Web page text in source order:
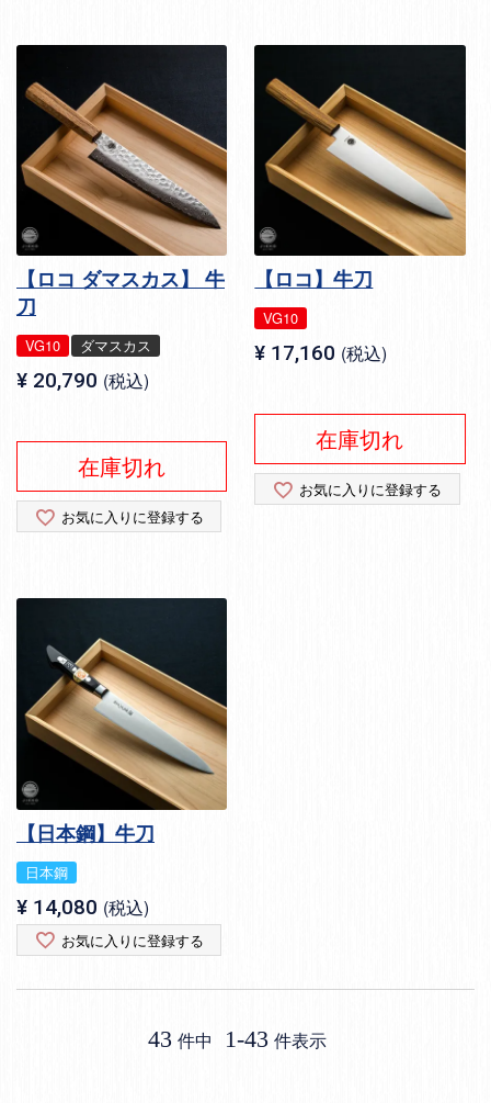
【ロコ ダマスカス】 牛
刀
VG10 ダマスカス
¥ 20,790 税込
在庫切れ
お気に入りに登録する
【ロコ】牛刀
VG10
¥ 17,160 税込
在庫切れ
お気に入りに登録する
【日本鋼】牛刀
日本鋼
¥ 14,080 税込
お気に入りに登録する
43 件中 1-43 件表示